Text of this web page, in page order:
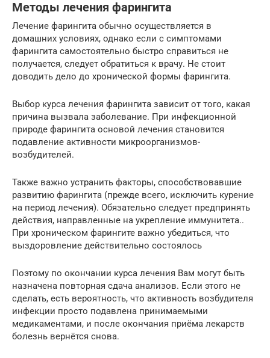
Методы лечения фарингита
Лечение фарингита обычно осуществляется в
домашних условиях, однако если с симптомами
фарингита самостоятельно быстро справиться не
получается, следует обратиться к врачу. Не стоит
доводить дело до хронической формы фарингита.
Выбор курса лечения фарингита зависит от того, какая
причина вызвала заболевание. При инфекционной
природе фарингита основой лечения становится
подавление активности микроорганизмов-
возбудителей.
Также важно устранить факторы, способствовавшие
развитию фарингита (прежде всего, исключить курение
на период лечения). Обязательно следует предпринять
действия, направленные на укрепление иммунитета..
При хроническом фарингите важно убедиться, что
выздоровление действительно состоялось
Поэтому по окончании курса лечения Вам могут быть
назначена повторная сдача анализов. Если этого не
сделать, есть вероятность, что активность возбудителя
инфекции просто подавлена принимаемыми
медикаментами, и после окончания приёма лекарств
болезнь вернётся снова.